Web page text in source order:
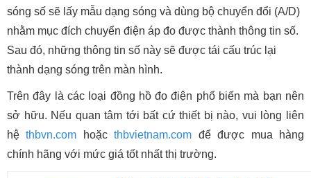
sóng số sẽ lấy mẫu dạng sóng và dùng bộ chuyển đổi (A/D)
nhằm mục đích chuyển điện áp đo được thành thông tin số.
Sau đó, những thông tin số này sẽ được tái cấu trúc lại
thành dạng sóng trên màn hình.
Trên đây là các loại đồng hồ đo điện phổ biến mà bạn nên
sở hữu. Nếu quan tâm tới bất cứ thiết bị nào, vui lòng liên
hệthbvn.com hoặcthbvietnam.com để được mua hàng
chính hãng với mức giá tốt nhất thị trường.